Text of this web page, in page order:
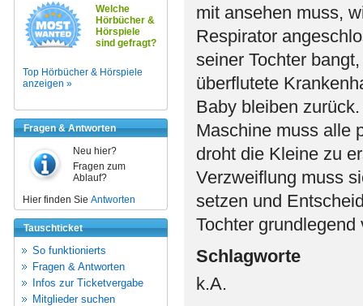
Welche
Hörbücher &
Hörspiele
sind gefragt?
Top Hörbücher & Hörspiele
anzeigen »
Fragen & Antworten
Neu hier?
Fragen zum
Ablauf?
Hier finden Sie Antworten
Tauschticket
So funktionierts
Fragen & Antworten
Infos zur Ticketvergabe
Mitglieder suchen
mit ansehen muss,
Respirator
seiner Tochter
überflutete
Baby bleiben
Maschine muss alle
droht die Kleine zu
Verzweiflung muss
setzen und
Tochter
Schlagworte
k.A.